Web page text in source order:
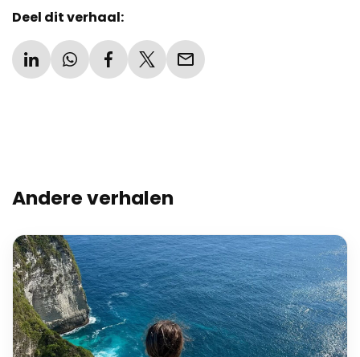
Deel dit verhaal:
Andere verhalen